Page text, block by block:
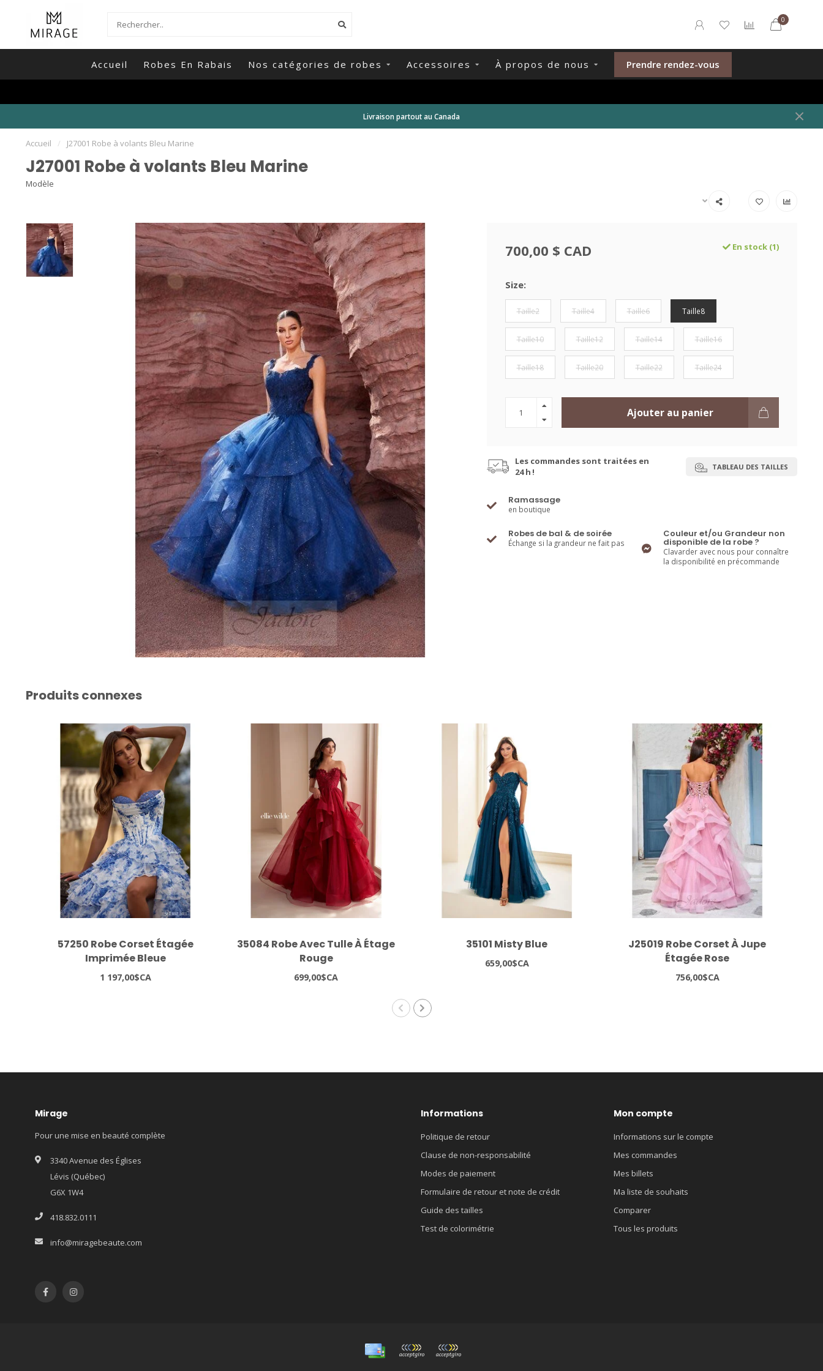
0
Accueil Robes En Rabais Nos catégories de robes Accessoires À propos de nous Prendre rendez-vous
Livraison partout au Canada
Accueil / J27001 Robe à volants Bleu Marine
J27001 Robe à volants Bleu Marine
Modèle
700,00 $ CAD En stock (1)
Size:
Taille2 Taille4 Taille6 Taille8
Taille10 Taille12 Taille14 Taille16
Taille18 Taille20 Taille22 Taille24
Ajouter au panier
Les commandes sont traitées en
24 h !
TABLEAU DES TAILLES
Ramassage
en boutique
Robes de bal & de soirée
Échange si la grandeur ne fait pas
Couleur et/ou Grandeur non
disponible de la robe ?
Clavarder avec nous pour connaître
la disponibilité en précommande
Produits connexes
57250 Robe Corset Étagée
Imprimée Bleue
1 197,00$CA
35084 Robe Avec Tulle À Étage
Rouge
699,00$CA
35101 Misty Blue
659,00$CA
J25019 Robe Corset À Jupe
Étagée Rose
756,00$CA
Mirage
Pour une mise en beauté complète
3340 Avenue des Églises
Lévis (Québec)
G6X 1W4
418.832.0111
info@miragebeaute.com
Informations
Politique de retour
Clause de non-responsabilité
Modes de paiement
Formulaire de retour et note de crédit
Guide des tailles
Test de colorimétrie
Mon compte
Informations sur le compte
Mes commandes
Mes billets
Ma liste de souhaits
Comparer
Tous les produits